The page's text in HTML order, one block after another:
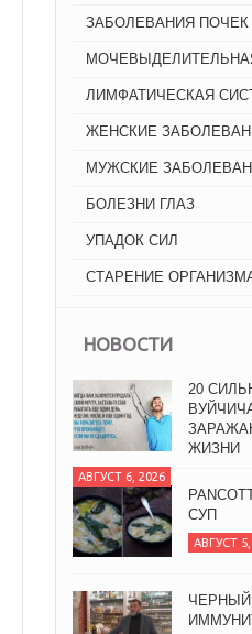
ЗАБОЛЕВАНИЯ ПОЧЕК
ЛИМФАТИЧЕСКАЯ
ЖЕНСКИЕ
МУЖСКИЕ
БОЛЕЗНИ ГЛАЗ
УПАДОК СИЛ
СТАРЕНИЕ
НОВОСТИ
20
СУП
АВГУСТ 5,
АВГУСТ 5,
СУП